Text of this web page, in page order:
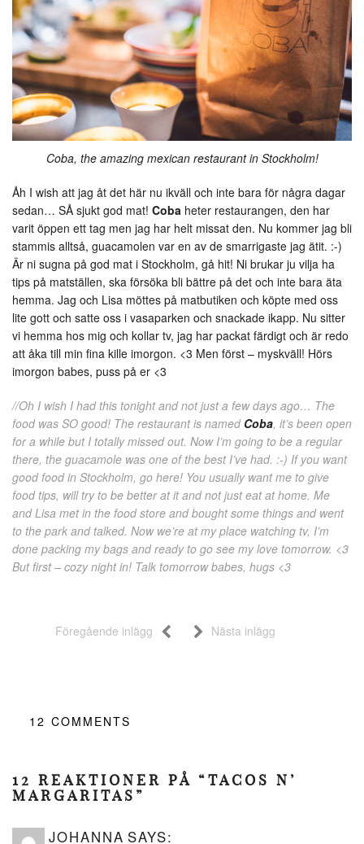
Coba, the amazing mexican restaurant in Stockholm!
Åh I wish att jag åt det här nu ikväll och inte bara för några dagar
sedan… SÅ sjukt god mat! Coba heter restaurangen, den har
varit öppen ett tag men jag har helt missat den. Nu kommer jag bli
stammis alltså, guacamolen var en av de smarrigaste jag ätit. :-)
Är ni sugna på god mat i Stockholm, gå hit! Ni brukar ju vilja ha
tips på matställen, ska försöka bli bättre på det och inte bara äta
hemma. Jag och Lisa möttes på matbutiken och köpte med oss
lite gott och satte oss i vasaparken och snackade ikapp. Nu sitter
vi hemma hos mig och kollar tv, jag har packat färdigt och är redo
att åka till min fina kille imorgon. <3 Men först – myskväll! Hörs
imorgon babes, puss på er <3
//Oh I wish I had this tonight and not just a few days ago… The
food was SO good! The restaurant is named Coba, it’s been open
for a while but I totally missed out. Now I’m going to be a regular
there, the guacamole was one of the best I’ve had. :-) If you want
good food in Stockholm, go here! You usually want me to give
food tips, will try to be better at it and not just eat at home. Me
and Lisa met in the food store and bought some things and went
to the park and talked. Now we’re at my place watching tv, I’m
done packing my bags and ready to go see my love tomorrow. <3
But first – cozy night in! Talk tomorrow babes, hugs <3
Föregående inlägg Nästa inlägg
12 COMMENTS
12 REAKTIONER PÅ “TACOS N’
MARGARITAS”
JOHANNA SAYS: